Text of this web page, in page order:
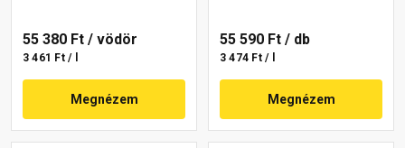
55 380 Ft / vödör
3 461 Ft / l
Megnézem
55 590 Ft / db
3 474 Ft / l
Megnézem